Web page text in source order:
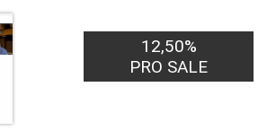
12,50%
PRO SALE